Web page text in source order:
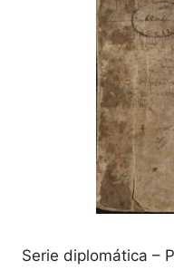
Serie diplomática –